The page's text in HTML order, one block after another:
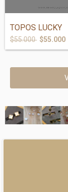
TOPOS LUCKY
$55.000 $55.000